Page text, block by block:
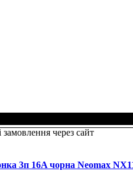
через сайт
3п 16A чорна Neomax